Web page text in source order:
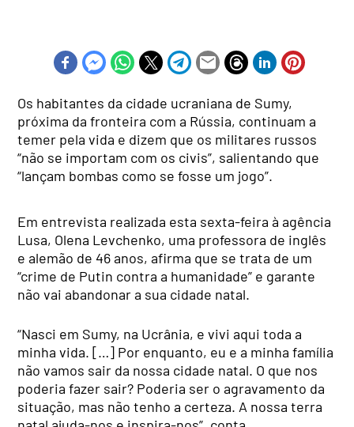
Os habitantes da cidade ucraniana de Sumy,
próxima da fronteira com a Rússia, continuam a
temer pela vida e dizem que os militares russos
“não se importam com os civis”, salientando que
“lançam bombas como se fosse um jogo”.
Em entrevista realizada esta sexta-feira à agência
Lusa, Olena Levchenko, uma professora de inglês
e alemão de 46 anos, afirma que se trata de um
“crime de Putin contra a humanidade” e garante
não vai abandonar a sua cidade natal.
“Nasci em Sumy, na Ucrânia, e vivi aqui toda a
minha vida. […] Por enquanto, eu e a minha família
não vamos sair da nossa cidade natal. O que nos
poderia fazer sair? Poderia ser o agravamento da
situação, mas não tenho a certeza. A nossa terra